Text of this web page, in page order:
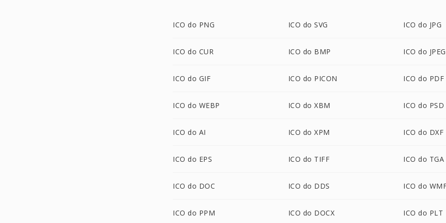
ICO do PNG ICO do SVG ICO do JPG
ICO do CUR ICO do BMP ICO do JPEG
ICO do GIF ICO do PICON ICO do PDF
ICO do WEBP ICO do XBM ICO do PSD
ICO do AI ICO do XPM ICO do DXF
ICO do EPS ICO do TIFF ICO do TGA
ICO do DOC ICO do DDS ICO do
ICO do PPM ICO do DOCX ICO do PLT